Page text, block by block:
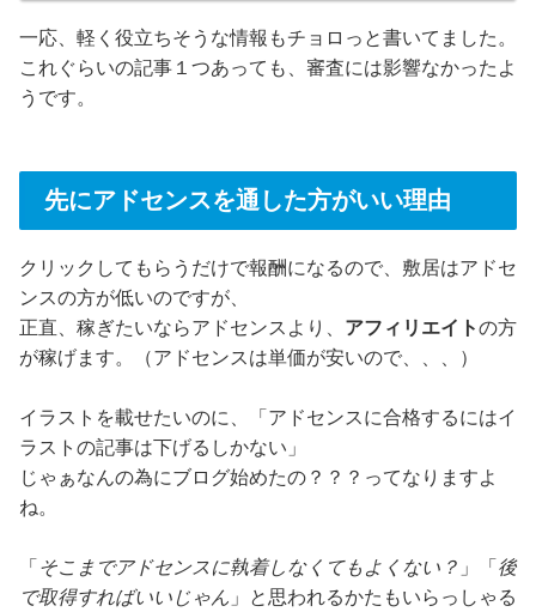
一応、軽く役立ちそうな情報もチョロっと書いてました。
これぐらいの記事１つあっても、審査には影響なかったよ
うです。
先にアドセンスを通した方がいい理由
クリックしてもらうだけで報酬になるので、敷居はアドセ
ンスの方が低いのですが、
正直、稼ぎたいならアドセンスより、 アフィリエイトの方
が稼げます。（アドセンスは単価が安いので、、、）
イラストを載せたいのに、「アドセンスに合格するにはイ
ラストの記事は下げるしかない」
じゃぁなんの為にブログ始めたの？？？ってなりますよ
ね。
「 そこまでアドセンスに執着しなくてもよくない？ 」「 後
で取得すればいいじゃん 」と思われるかたもいらっしゃる